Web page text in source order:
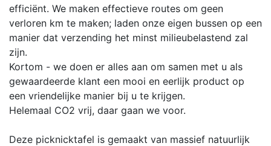
efficiënt. We maken effectieve routes om geen
verloren km te maken; laden onze eigen bussen op een
manier dat verzending het minst milieubelastend zal
zijn.
Kortom - we doen er alles aan om samen met u als
gewaardeerde klant een mooi en eerlijk product op
een vriendelijke manier bij u te krijgen.
Helemaal CO2 vrij, daar gaan we voor.
Deze picknicktafel is gemaakt van massief natuurlijk